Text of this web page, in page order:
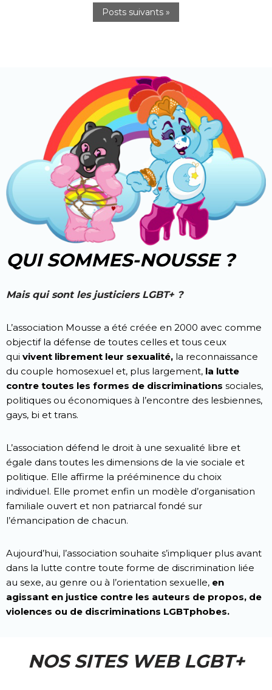
Posts suivants »
QUI SOMMES-NOUSSE ?
Mais qui sont les justiciers LGBT+ ?
L’association Mousse a été créée en 2000 avec comme
objectif la défense de toutes celles et tous ceux
qui vivent librement leur sexualité, la reconnaissance
du couple homosexuel et, plus largement, la lutte
contre toutes les formes de discriminations sociales,
politiques ou économiques à l’encontre des lesbiennes,
gays, bi et trans.
L’association défend le droit à une sexualité libre et
égale dans toutes les dimensions de la vie sociale et
politique. Elle affirme la prééminence du choix
individuel. Elle promet enfin un modèle d’organisation
familiale ouvert et non patriarcal fondé sur
l’émancipation de chacun.
Aujourd’hui, l’association souhaite s’impliquer plus avant
dans la lutte contre toute forme de discrimination liée
au sexe, au genre ou à l’orientation sexuelle, en
agissant en justice contre les auteurs de propos, de
violences ou de discriminations LGBTphobes.
NOS SITES WEB LGBT+